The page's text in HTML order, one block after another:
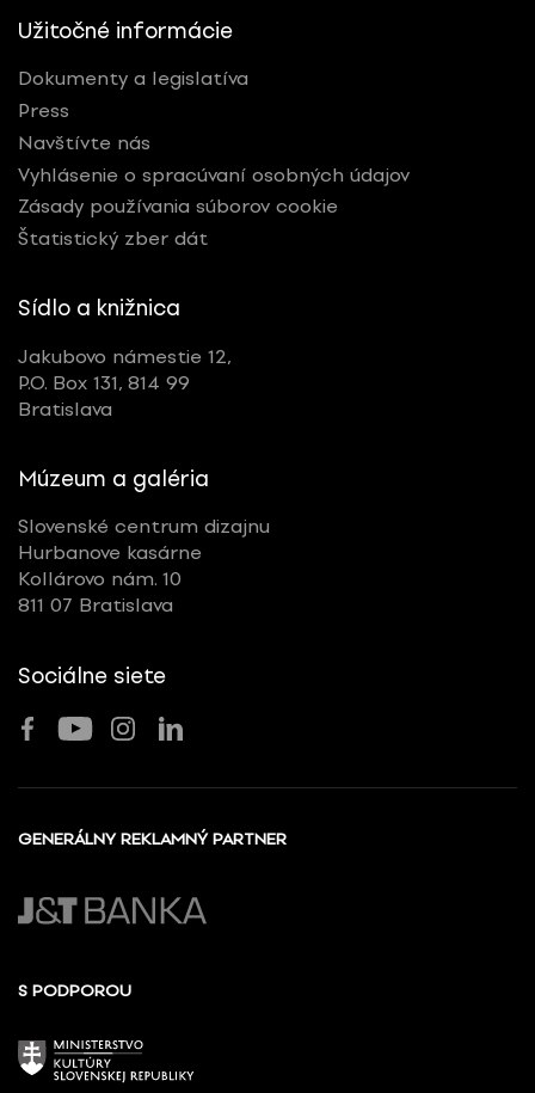
Užitočné informácie
Dokumenty a legislatíva
Press
Navštívte nás
Vyhlásenie o spracúvaní osobných údajov
Zásady používania súborov cookie
Štatistický zber dát
Sídlo a knižnica
Jakubovo námestie 12,
P.O. Box 131, 814 99
Bratislava
Múzeum a galéria
Slovenské centrum dizajnu
Hurbanove kasárne
Kollárovo nám. 10
811 07 Bratislava
Sociálne siete
GENERÁLNY REKLAMNÝ PARTNER
S PODPOROU